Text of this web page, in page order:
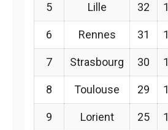
5 Lille 32
6 Rennes 31
7 Strasbourg 30
8 Toulouse 29
9 Lorient 25